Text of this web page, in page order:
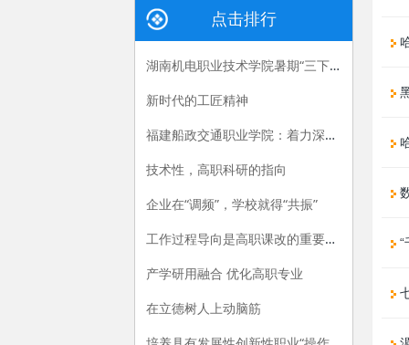
点击排行
湖南机电职业技术学院暑期“三下乡”：长大后，我就成了你
新时代的工匠精神
福建船政交通职业学院：着力深化产教融合，“六招”助推职教供给侧改革
技术性，高职科研的指向
企业在“调频”，学校就得“共振”
工作过程导向是高职课改的重要指导原则
产学研用融合 优化高职专业
在立德树人上动脑筋